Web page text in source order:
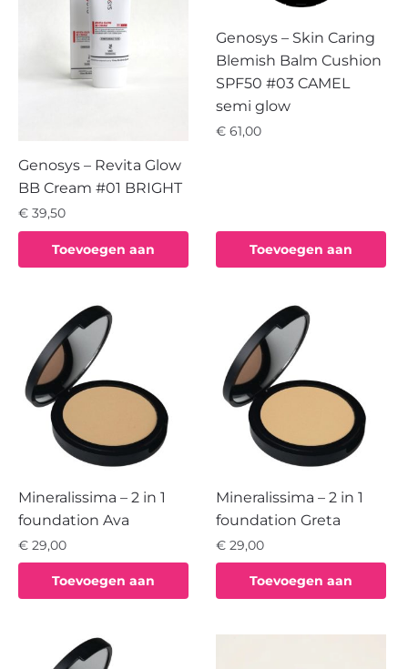
Genosys – Revita Glow
BB Cream #01 BRIGHT
€ 39,50
Toevoegen aan
Genosys – Skin Caring
Blemish Balm Cushion
SPF50 #03 CAMEL
semi glow
€ 61,00
Toevoegen aan
Mineralissima – 2 in 1
foundation Ava
€ 29,00
Toevoegen aan
Mineralissima – 2 in 1
foundation Greta
€ 29,00
Toevoegen aan